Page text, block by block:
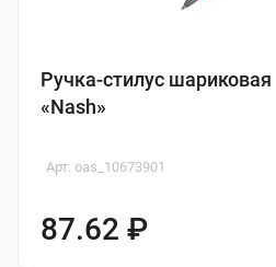
Ручка-стилус шариковая
«Nash»
Арт. oas_10673901
87.62 ₽